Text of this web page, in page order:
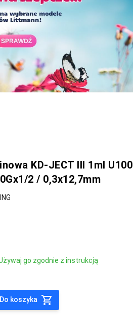
KD-JECT III 1ml U100
2 / 0,3x12,7mm
go zgodnie z instrukcją
Do koszyka